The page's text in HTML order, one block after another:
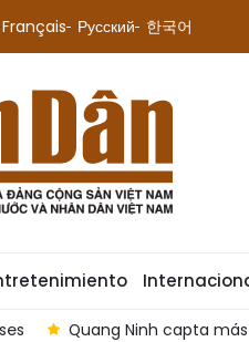
Français Русский 한국어
Mercado bursátil de